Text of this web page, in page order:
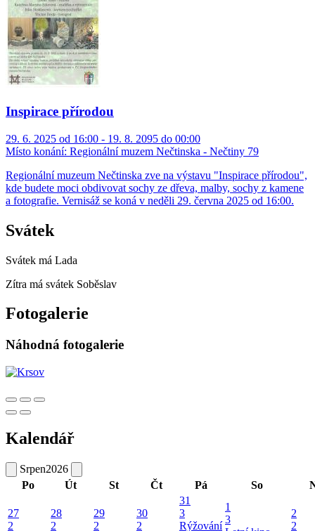
Inspirace přírodou
29. 6. 2025 od 16:00 - 19. 8. 2095 do 00:00
Místo konání: Regionální muzem Nečtinska - Nečtiny 79
Regionální muzeum Nečtinska zve na výstavu "Inspirace přírodou",
kde budete moci obdivovat sochy ze dřeva, malby, sochy z kamene
a fotografie. Vernisáž se koná v neděli 29. června 2025 od 16:00.
Svátek
Svátek má Lada
Zítra má svátek Soběslav
Fotogalerie
Náhodná fotogalerie
Kalendář
Srpen2026
Po
Út St Čt Pá So
27
2
28
2
29
2
30
2
31
3
Rýžování
1
3
2
2